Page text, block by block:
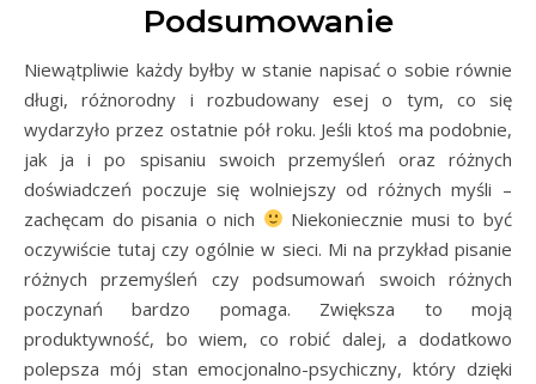
Podsumowanie
Niewątpliwie każdy byłby w stanie napisać o sobie równie
długi, różnorodny i rozbudowany esej o tym, co się
wydarzyło przez ostatnie pół roku. Jeśli ktoś ma podobnie,
jak ja i po spisaniu swoich przemyśleń oraz różnych
doświadczeń poczuje się wolniejszy od różnych myśli –
zachęcam do pisania o nich
Niekoniecznie musi to być
oczywiście tutaj czy ogólnie w sieci. Mi na przykład pisanie
różnych przemyśleń czy podsumowań swoich różnych
poczynań bardzo pomaga. Zwiększa to moją
produktywność, bo wiem, co robić dalej, a dodatkowo
polepsza mój stan emocjonalno-psychiczny, który dzięki